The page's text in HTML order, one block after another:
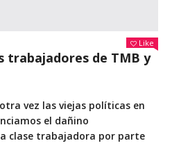
Like
trabajadores de TMB y
vez las viejas políticas en
el dañino
clase trabajadora por parte